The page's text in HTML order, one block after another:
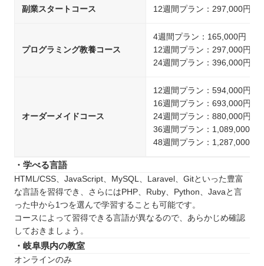
副業スタートコース 12週間プラン：297,000円
プログラミング教養コース
4週間プラン：165,000円
12週間プラン：297,000円
24週間プラン：396,000円
オーダーメイドコース
12週間プラン：594,000円
16週間プラン：693,000円
24週間プラン：880,000円
36週間プラン：1,089,000円
48週間プラン：1,287,000円
・学べる言語
HTML/CSS、JavaScript、MySQL、Laravel、Gitといった豊富
な言語を習得でき、さらにはPHP、Ruby、Python、Javaと言
った中から1つを選んで学習することも可能です。
コースによって習得できる言語が異なるので、あらかじめ確認
しておきましょう。
・岐阜県内の教室
オンラインのみ